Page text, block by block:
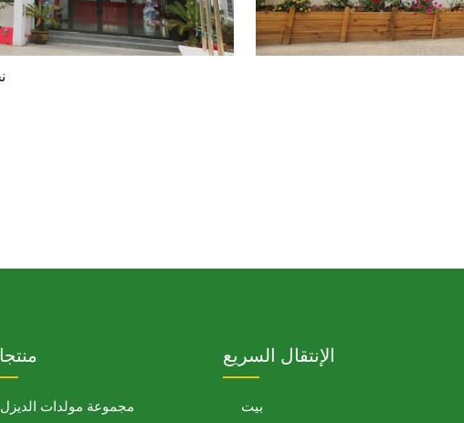
الإنتقال السريع
بيت مجموعة مولدات الديزل